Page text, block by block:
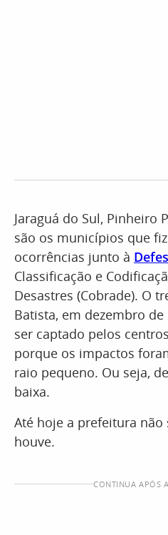
Jaraguá do Sul, Pinheiro
são os municípios que
ocorrências junto à
Classificação e
Desastres (Cobrade). O
Batista, em dezembro de
ser captado pelos
porque os impactos
raio pequeno. Ou seja,
baixa.
Até hoje a prefeitura não
houve.
CONTINUA APÓS